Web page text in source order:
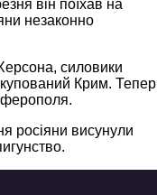
він поїхав на
незаконно
силовики
Крим. Тепер
росіяни висунули